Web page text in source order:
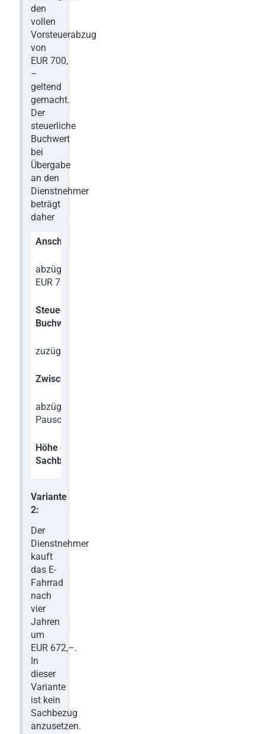
den
vollen
Vorsteuerabzug
von
EUR 700,
–
geltend
gemacht.
Der
steuerliche
Buchwert
bei
Übergabe
an den
Dienstnehmer
beträgt
daher
Anschaffungskosten:
abzüglich 4 x
EUR 700 Jahres-AfA
Steuerlicher
Buchwert
zuzüglich 20 % USt
Zwischensumme
abzüglich 20 %
Pauschalabschlag
Höhe des
Sachbezuges
Variante
2:
Der
Dienstnehmer
kauft
das E-
Fahrrad
nach
vier
Jahren
um
EUR 672,–.
In
dieser
Variante
ist kein
Sachbezug
anzusetzen.